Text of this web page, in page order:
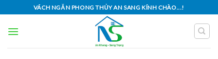
to
content
VÁCH NGĂN PHONG THỦY AN SANG KÍNH CHÀO...!